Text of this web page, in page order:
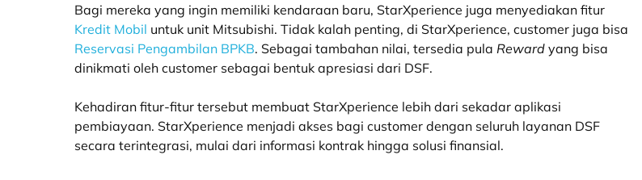
Bagi mereka yang ingin memiliki kendaraan baru, StarXperience juga menyediakan fitur
Kredit Mobil untuk unit Mitsubishi. Tidak kalah penting, di StarXperience, customer juga bisa
Reservasi Pengambilan BPKB. Sebagai tambahan nilai, tersedia pula Reward yang bisa
dinikmati oleh customer sebagai bentuk apresiasi dari DSF.
Kehadiran fitur-fitur tersebut membuat StarXperience lebih dari sekadar aplikasi
pembiayaan. StarXperience menjadi akses bagi customer dengan seluruh layanan DSF
secara terintegrasi, mulai dari informasi kontrak hingga solusi finansial.